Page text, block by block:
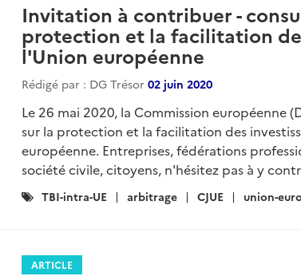
Invitation à contribuer -
protection et la facilitation
l'Union européenne
Rédigé par : DG Trésor 02 juin 2020
Le 26 mai 2020, la Commission européenne
sur la protection et la facilitation des
européenne. Entreprises, fédérations
société civile, citoyens, n'hésitez pas à y
Catégories
TBI-intra-UE arbitrage CJUE union-
ARTICLE